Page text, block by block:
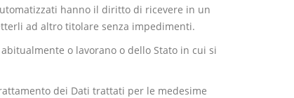
hanno il diritto di ricevere in un
ad altro titolare senza impedimenti.
o lavorano o dello Stato in cui si
dei Dati trattati per le medesime